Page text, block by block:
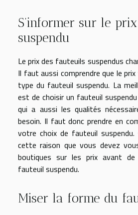
S’informer sur le
suspendu
Le prix des fauteuils suspendus
Il faut aussi comprendre que le
type du fauteuil suspendu. La
est de choisir un fauteuil
qui a aussi les qualités
besoin. Il faut donc prendre en
votre choix de fauteuil suspendu.
cette raison que vous devez
boutiques sur les prix avant
fauteuil suspendu.
Miser la forme du